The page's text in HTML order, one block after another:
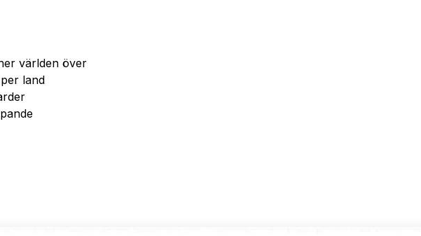
världen över
land